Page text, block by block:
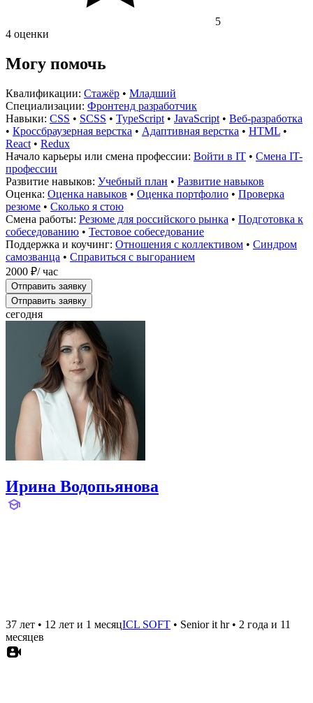
5
4 оценки
Могу помочь
Квалификации: Стажёр • Младший
Специализации: Фронтенд разработчик
Навыки: CSS • SCSS • TypeScript • JavaScript • Веб-разработка
• Кроссбраузерная верстка • Адаптивная верстка • HTML •
React • Redux
Начало карьеры или смена профессии: Войти в IT • Смена IT-
профессии
Развитие навыков: Учебный план • Развитие навыков
Оценка: Оценка навыков • Оценка портфолио • Проверка
резюме • Сколько я стою
Смена работы: Резюме для российского рынка • Подготовка к
собеседованию • Тестовое собеседование
Поддержка и коучинг: Отношения с коллективом • Синдром
самозванца • Справиться с выгоранием
2000 ₽/ час
Отправить заявку
Отправить заявку
сегодня
Ирина Водопьянова
37 лет • 12 лет и 1 месяцICL SOFT • Senior it hr• 2 года и 11
месяцев